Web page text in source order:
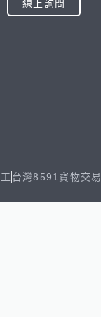
線上詢問
台灣8591寶物交